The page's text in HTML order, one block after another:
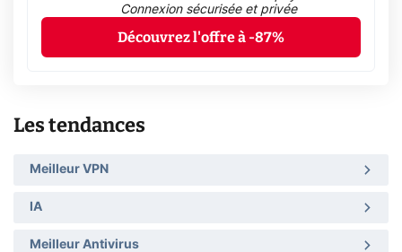
Connexion sécurisée et privée
Découvrez l'offre à -87%
Les tendances
Meilleur VPN
IA
Meilleur Antivirus